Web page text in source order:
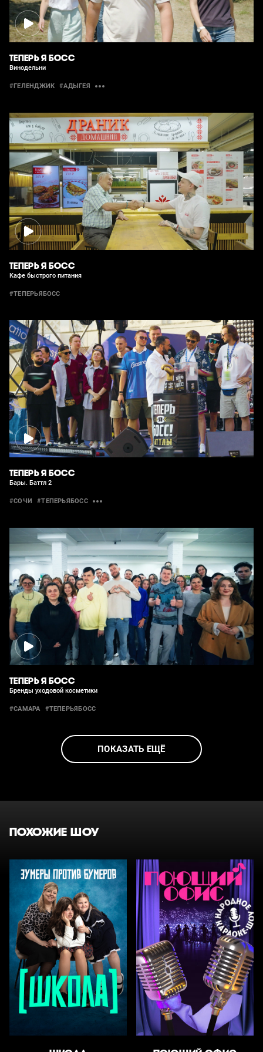
ТЕПЕРЬ Я БОСС
Винодельни
#ГЕЛЕНДЖИК #АДЫГЕЯ
ТЕПЕРЬ Я БОСС
Кафе быстрого питания
#ТЕПЕРЬЯБОСС
ТЕПЕРЬ Я БОСС
Бары. Баттл 2
#СОЧИ #ТЕПЕРЬЯБОСС
ТЕПЕРЬ Я БОСС
Бренды уходовой косметики
#САМАРА #ТЕПЕРЬЯБОСС
ПОКАЗАТЬ ЕЩЁ
ПОХОЖИЕ ШОУ